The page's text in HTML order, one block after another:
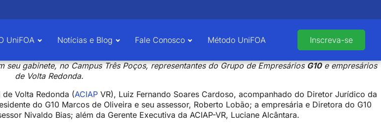
UniFOA Notícias e Blog Fale Conosco Método UniFOA Inscreva-se
gabinete, no Campus Três Poços, representantes do Grupo de EmpresáriosG10e empresários
de Volta Redonda.
Volta Redonda (ACIAP VR), Luiz Fernando Soares Cardoso, acompanhado do Diretor Jurídico da
do G10 Marcos de Oliveira e seu assessor, Roberto Lobão; a empresária e Diretora do G10
Nivaldo Bias; além da Gerente Executiva da ACIAP-VR, Luciane Alcântara.